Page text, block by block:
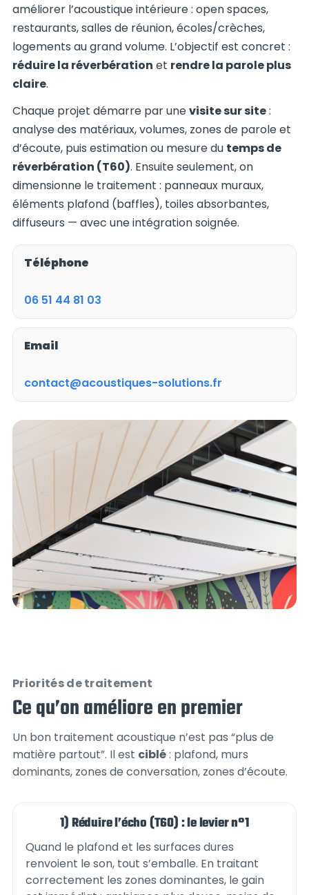
améliorer l’acoustique intérieure : open spaces,
restaurants, salles de réunion, écoles/crèches,
logements au grand volume. L’objectif est concret :
réduire la réverbération et rendre la parole plus
claire.
Chaque projet démarre par unevisite sur site:
analyse des matériaux, volumes, zones de parole et
d’écoute, puis estimation ou mesure du temps de
réverbération (T60). Ensuite seulement, on
dimensionne le traitement : panneaux muraux,
éléments plafond (baffles), toiles absorbantes,
diffuseurs — avec une intégration soignée.
Téléphone
06 51 44 81 03
Email
contact@acoustiques-solutions.fr
Priorités de traitement
Ce qu’on améliore en premier
Un bon traitement acoustique n’est pas “plus de
matière partout”. Il est ciblé: plafond, murs
dominants, zones de conversation, zones d’écoute.
1) Réduire l’écho (T60) : le levier n°1
Quand le plafond et les surfaces dures
renvoient le son, tout s’emballe. En traitant
correctement les zones dominantes, le gain